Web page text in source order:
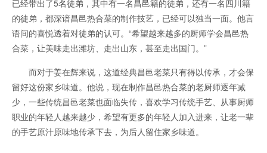
已经带出了5名徒弟，其中有一名昌邑籍的徒弟，还有一名四川籍
的徒弟，都深谙昌邑热合菜的制作技艺，已经可以独当一面。他言
语间的喜悦透着对徒弟的认可。“希望越来越多的厨师学会昌邑热
合菜，让美味走出潍坊、走出山东，甚至走出国门。”
而对于姜在辉来说，这道经典昌邑老菜只有得以传承，才会保
留好这份家乡味道。他说，现在制作昌邑热合菜的老厨师逐年减
少，一些传统昌邑老菜也面临失传，喜欢学习传统手艺、从事厨师
职业的年轻人越来越少，希望有更多的年轻人加入进来，让老一辈
的手艺原汁原味地传承下去，为后人留住家乡味道。